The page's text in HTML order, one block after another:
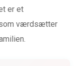
er et
som værdsætter